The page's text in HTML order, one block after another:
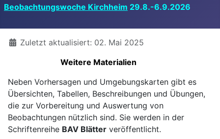
Beobachtungswoche Kirchheim 29.8.-6.9.2026
DetailsZuletzt aktualisiert: 02. Mai 2025
Weitere Materialien
Neben Vorhersagen und Umgebungskarten gibt es
Übersichten, Tabellen, Beschreibungen und Übungen,
die zur Vorbereitung und Auswertung von
Beobachtungen nützlich sind. Sie werden in der
Schriftenreihe BAV Blätter veröffentlicht.